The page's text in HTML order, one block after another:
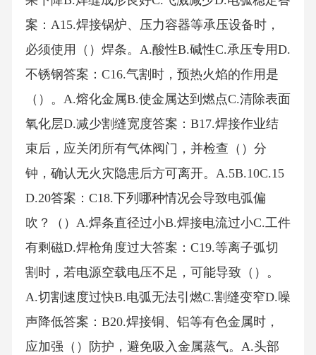
案：A15.焊接锅炉、压力容器等承压设备时，
必须使用（）焊条。A.酸性B.碱性C.承压专用D.
不锈钢答案：C16.气割时，预热火焰的作用是
（）。A.熔化金属B.使金属达到燃点C.清除表面
氧化层D.减少割缝宽度答案：B17.焊接作业结
束后，应关闭所有气体阀门，并检查（）分
钟，确认无火灾隐患后方可离开。A.5B.10C.15
D.20答案：C18.下列哪种情况会导致电弧偏
吹？（）A.焊条直径过小B.焊接电流过小C.工件
有剩磁D.焊枪角度过大答案：C19.等离子弧切
割时，若电源空载电压不足，可能导致（）。
A.切割速度过快B.电弧无法引燃C.割缝变窄D.噪
声降低答案：B20.焊接铜、铝等有色金属时，
应加强（）防护，避免吸入金属蒸气。A.头部